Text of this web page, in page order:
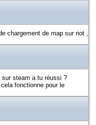
chargement de map sur riot ,
steam a tu réussi ?
fonctionne pour le